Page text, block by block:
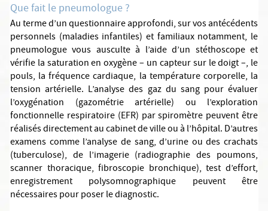
Que fait le pneumologue ?
Au terme d’un questionnaire approfondi, sur vos antécédents
personnels (maladies infantiles) et familiaux notamment, le
pneumologue vous ausculte à l’aide d’un stéthoscope et
vérifie la saturation en oxygène – un capteur sur le doigt –, le
pouls, la fréquence cardiaque, la température corporelle, la
tension artérielle. L’analyse des gaz du sang pour évaluer
l’oxygénation (gazométrie artérielle) ou l’exploration
fonctionnelle respiratoire (EFR) par spiromètre peuvent être
réalisés directement au cabinet de ville ou à l’hôpital. D’autres
examens comme l’analyse de sang, d’urine ou des crachats
(tuberculose), de l’imagerie (radiographie des poumons,
scanner thoracique, fibroscopie bronchique), test d’effort,
enregistrement polysomnographique peuvent être
nécessaires pour poser le diagnostic.